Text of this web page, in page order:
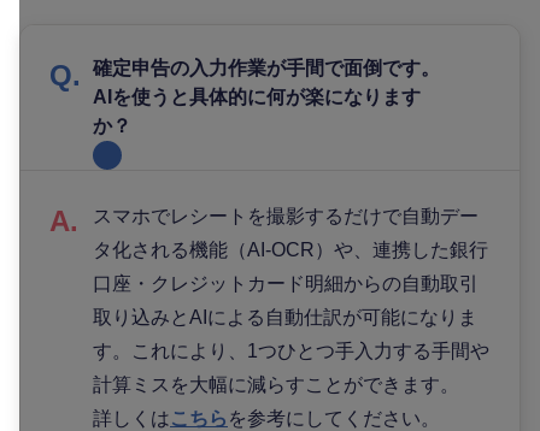
確定申告の入力作業が手間で面倒です。
AIを使うと具体的に何が楽になります
か？
スマホでレシートを撮影するだけで自動デー
タ化される機能（AI-OCR）や、連携した銀行
口座・クレジットカード明細からの自動取引
取り込みとAIによる自動仕訳が可能になりま
す。これにより、1つひとつ手入力する手間や
計算ミスを大幅に減らすことができます。
詳しくはこちら を参考にしてください。